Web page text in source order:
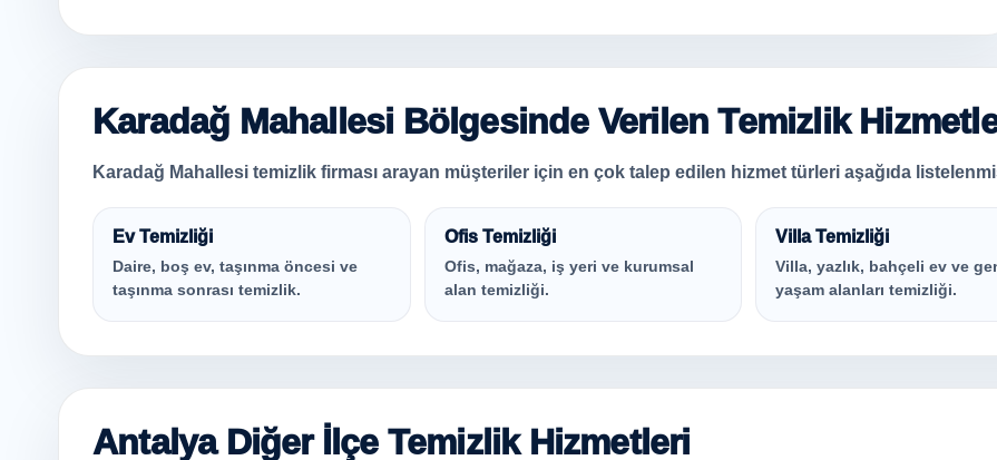
Karadağ Mahallesi Bölgesinde Verilen Temizlik
Karadağ Mahallesi temizlik firması arayan müşteriler için en çok talep edilen hizmet türleri aşağıda
Ev Temizliği
Daire, boş ev, taşınma öncesi ve
taşınma sonrası temizlik.
Ofis Temizliği
Ofis, mağaza, iş yeri ve kurumsal
alan temizliği.
Villa Temizliği
Villa, yazlık, bahçeli ev ve
yaşam alanları temizliği.
Antalya Diğer İlçe Temizlik Hizmetleri